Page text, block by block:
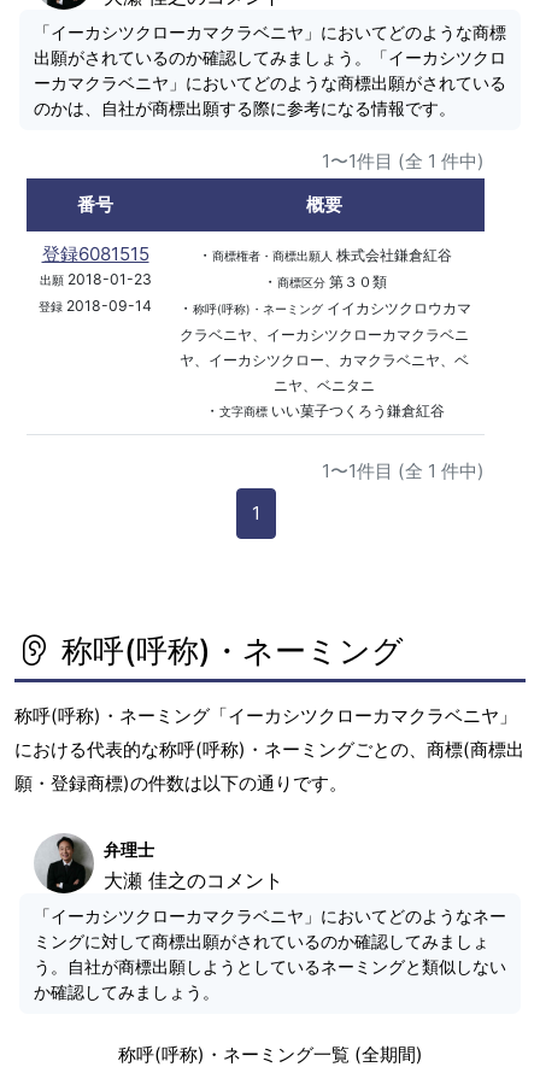
「イーカシツクローカマクラベニヤ」においてどのような商標
出願がされているのか確認してみましょう。「イーカシツクロ
ーカマクラベニヤ」においてどのような商標出願がされている
のかは、自社が商標出願する際に参考になる情報です。
1〜1件目 (全 1 件中)
番号
概要
登録6081515
出願2018-01-23
登録 2018-09-14
・ 商標権者・商標出願人 株式会社鎌倉紅谷
・ 商標区分第３０類
・ 称呼(呼称)・ネーミングイイカシツクロウカマ
クラベニヤ、イーカシツクローカマクラベニ
ヤ、イーカシツクロー、カマクラベニヤ、ベ
ニヤ、ベニタニ
・ 文字商標いい菓子つくろう鎌倉紅谷
1〜1件目 (全 1 件中)
1
称呼(呼称)・ネーミング
称呼(呼称)・ネーミング「イーカシツクローカマクラベニヤ」
における代表的な称呼(呼称)・ネーミングごとの、商標(商標出
願・登録商標)の件数は以下の通りです。
弁理士
大瀬 佳之のコメント
「イーカシツクローカマクラベニヤ」においてどのようなネー
ミングに対して商標出願がされているのか確認してみましょ
う。自社が商標出願しようとしているネーミングと類似しない
か確認してみましょう。
称呼(呼称)・ネーミング一覧 (全期間)